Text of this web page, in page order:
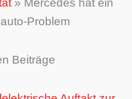
» Mercedes hat ein
Problem
Beiträge